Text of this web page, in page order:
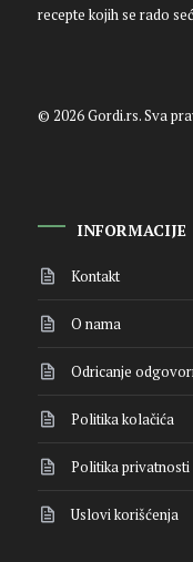
recepte kojih se rado
© 2026 Gordi.rs. Sva
INFORMACIJE
Kontakt
O nama
Odricanje
Politika kolačića
Politika privatnosti
Uslovi korišćenja